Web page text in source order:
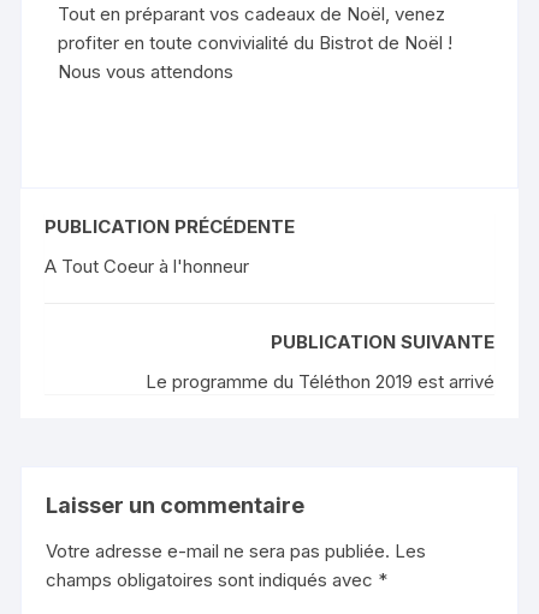
Tout en préparant vos cadeaux de Noël, venez
profiter en toute convivialité du Bistrot de Noël !
Nous vous attendons
PUBLICATION PRÉCÉDENTE
A Tout Coeur à l'honneur
PUBLICATION SUIVANTE
Le programme du Téléthon 2019 est arrivé
Laisser un commentaire
Votre adresse e-mail ne sera pas publiée. Les
champs obligatoires sont indiqués avec *